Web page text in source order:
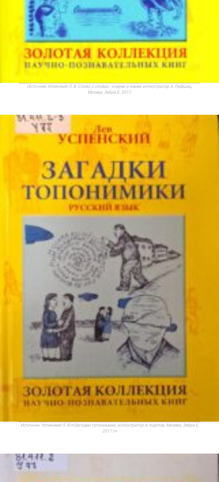
Источник: Успенский Л. В. Слово о словах : очерки о языке; иллюстратор А. Лифшиц,
Москва, Зебра Е, 2017.
Источник: Успенский Л. В.rnЗагадки топонимики; иллюстратор А. Карпов, Москва, Зебра Е,
2017.rn